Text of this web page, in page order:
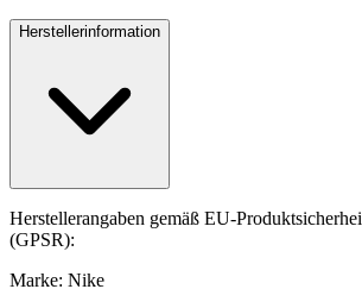
Herstellerinformation
Herstellerangaben gemäß EU-
(GPSR):
Marke: Nike